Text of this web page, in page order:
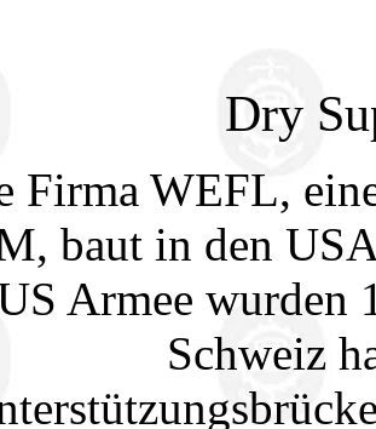
Dry
Firma WEFL,
baut in den
Armee wurden
Schweiz